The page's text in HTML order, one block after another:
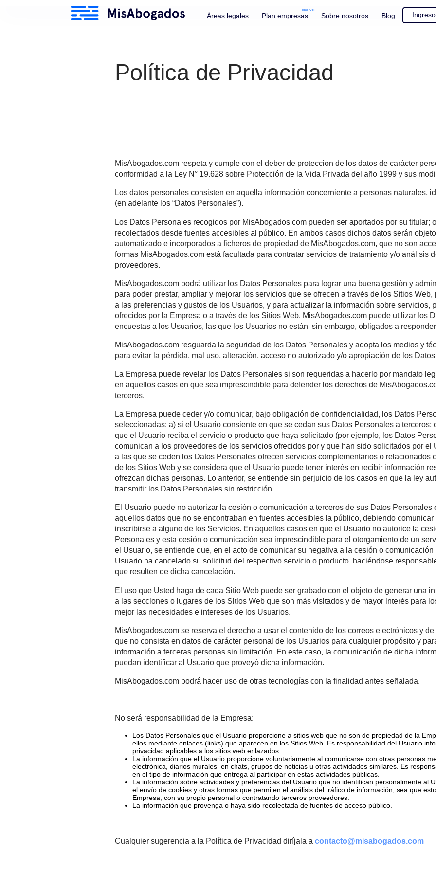
Áreas legales Plan empresas Sobre nosotros
Política de Privacidad
MisAbogados.com respeta y cumple con el deber de protección de los datos
conformidad a la Ley N° 19.628 sobre Protección de la Vida Privada del año
(en adelante los “Datos Personales”).
Los Datos Personales recogidos por MisAbogados.com pueden ser aportados
recolectados desde fuentes accesibles al público. En ambos casos dichos
automatizado e incorporados a ficheros de propiedad de MisAbogados.com,
formas MisAbogados.com está facultada para contratar servicios de tratamiento
proveedores.
MisAbogados.com podrá utilizar los Datos Personales para lograr una buena
para poder prestar, ampliar y mejorar los servicios que se ofrecen a través de
ofrecidos por la Empresa o a través de los Sitios Web. MisAbogados.com
encuestas a los Usuarios, las que los Usuarios no están, sin embargo,
MisAbogados.com resguarda la seguridad de los Datos Personales y adopta
para evitar la pérdida, mal uso, alteración, acceso no autorizado y/o
La Empresa puede revelar los Datos Personales si son requeridas a hacerlo
en aquellos casos en que sea imprescindible para defender los derechos de
terceros.
La Empresa puede ceder y/o comunicar, bajo obligación de confidencialidad,
seleccionadas: a) si el Usuario consiente en que se cedan sus Datos
que el Usuario reciba el servicio o producto que haya solicitado (por ejemplo,
a las que se ceden los Datos Personales ofrecen servicios complementarios o
de los Sitios Web y se considera que el Usuario puede tener interés en recibir
ofrezcan dichas personas. Lo anterior, se entiende sin perjuicio de los casos en
transmitir los Datos Personales sin restricción.
El Usuario puede no autorizar la cesión o comunicación a terceros de sus
aquellos datos que no se encontraban en fuentes accesibles la público,
inscribirse a alguno de los Servicios. En aquellos casos en que el Usuario no
Personales y esta cesión o comunicación sea imprescindible para el
el Usuario, se entiende que, en el acto de comunicar su negativa a la cesión o
que resulten de dicha cancelación.
El uso que Usted haga de cada Sitio Web puede ser grabado con el objeto de
a las secciones o lugares de los Sitios Web que son más visitados y de mayor
mejor las necesidades e intereses de los Usuarios.
que no consista en datos de carácter personal de los Usuarios para cualquier
información a terceras personas sin limitación. En este caso, la comunicación
puedan identificar al Usuario que proveyó dicha información.
MisAbogados.com podrá hacer uso de otras tecnologías con la finalidad antes
No será responsabilidad de la Empresa:
La información que el Usuario proporcione voluntariamente al comunicarse con